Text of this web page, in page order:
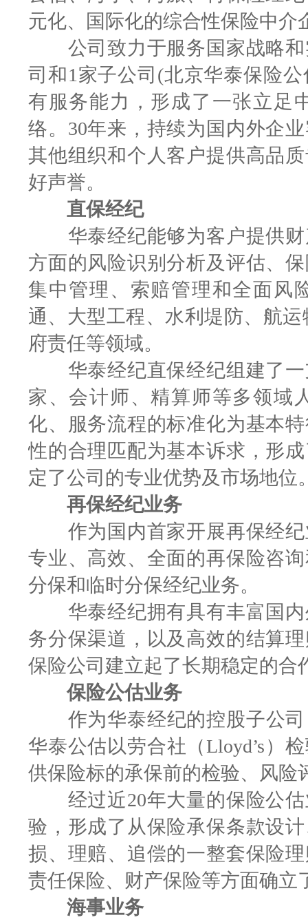
元化、国际化的综合性保险中介
公司致力于服务国家战略和
司和1家子公司(北京华泰保险
有服务能力，形成了一张立足
络。30年来，持续为国内外企
其他组织和个人客户提供高品
好声誉。
直保经纪
华泰经纪能够为客户提供财
方面的风险识别分析及评估、
集中管理、索赔管理和全面风
通、大型工程、水利堤防、航
府责任等领域。
华泰经纪直保经纪组建了一
家、会计师、精算师等多领域
化、服务流程的标准化为基本
性的合理匹配为基本诉求，形
定了公司的专业优势及市场地位
再保经纪业务
作为国内首家开展再保经纪
专业、高效、全面的再保险咨
分保和临时分保经纪业务。
华泰经纪拥有具有丰富国内
务分保渠道，以及高效的结算
保险公司建立起了长期稳定的合
保险公估业务
作为华泰经纪的控股子公司
华泰公估以劳合社（Lloyd’s）
供保险标的承保前的检验、风险
经过近20年大量的保险公估
验，形成了从保险承保条款设
损、理赔、追偿的一整套保险
责任保险、财产保险等方面确立
海事业务